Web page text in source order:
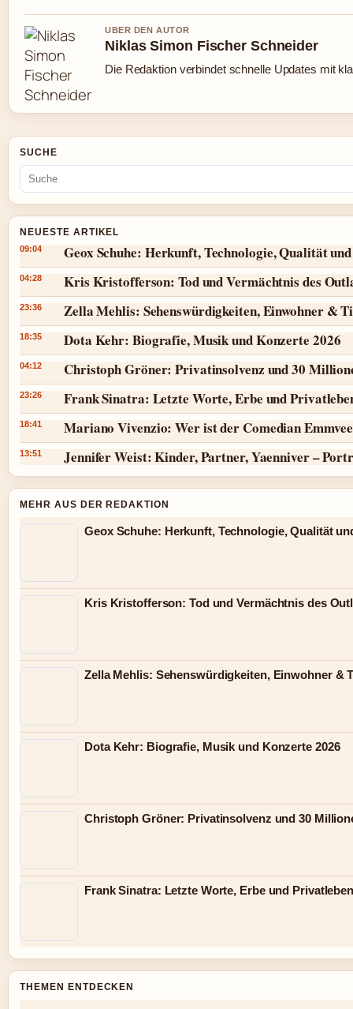
UBER DEN AUTOR
Niklas Simon Fischer Schneider
Die Redaktion verbindet schnelle Updates mit
SUCHE
NEUESTE ARTIKEL
09:04 Geox Schuhe: Herkunft, Technologie, Qualität
04:28 Kris Kristofferson: Tod und Vermächtnis des
23:36 Zella Mehlis: Sehenswürdigkeiten, Einwohner &
18:35 Dota Kehr: Biografie, Musik und Konzerte 2026
04:12 Christoph Gröner: Privatinsolvenz und 30
23:26 Frank Sinatra: Letzte Worte, Erbe und
18:41 Mariano Vivenzio: Wer ist der Comedian
13:51 Jennifer Weist: Kinder, Partner, Yaenniver –
MEHR AUS DER REDAKTION
Geox Schuhe: Herkunft, Technologie, Qualität
Kris Kristofferson: Tod und Vermächtnis des
Zella Mehlis: Sehenswürdigkeiten, Einwohner &
Dota Kehr: Biografie, Musik und Konzerte 2026
Christoph Gröner: Privatinsolvenz und 30
Frank Sinatra: Letzte Worte, Erbe und
THEMEN ENTDECKEN